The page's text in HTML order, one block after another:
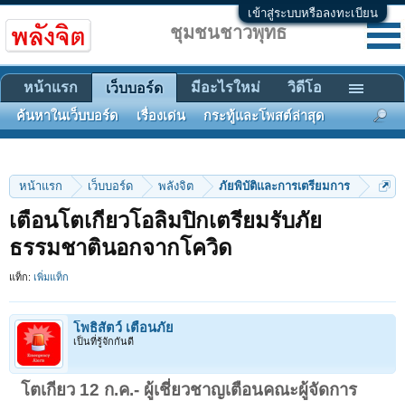
เข้าสู่ระบบหรือลงทะเบียน
หน้าแรก เว็บบอร์ด พลังจิต ภัยพิบัติและการเตรียมการ
เตือนโตเกียวโอลิมปิกเตรียมรับภัย
ธรรมชาตินอกจากโควิด
แท็ก: เพิ่มแท็ก
โพธิสัตว์ เตือนภัย
เป็นที่รู้จักกันดี
โตเกียว 12 ก.ค.- ผู้เชี่ยวชาญเตือนคณะผู้จัดการ
ชุมชนชาวพุทธ
หน้าแรก เว็บบอร์ด
ค้นหาในเว็บบอร์ด เรื่องเด่น กระทู้และโพสต์ล่าสุด
มีอะไรใหม่ วิดีโอ